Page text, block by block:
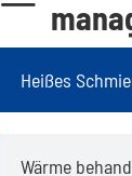
Heißes
Wärme